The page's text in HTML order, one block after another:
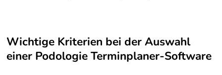
Wichtige Kriterien bei der Auswahl
einer Podologie Terminplaner-Software